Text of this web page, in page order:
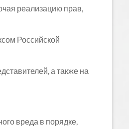
реализацию прав,
Российской
а также на
вреда в порядке,